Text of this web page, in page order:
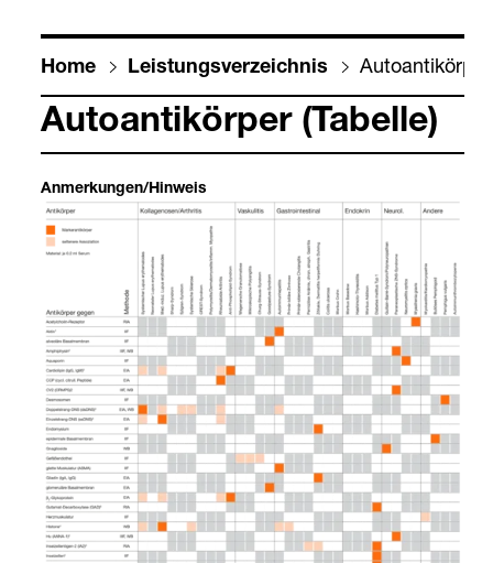
Home Leis­tungs­ver­zeich­nis
Auto­an­ti­kör­per (Tabelle)
Anmer­kun­gen/Hin­weis